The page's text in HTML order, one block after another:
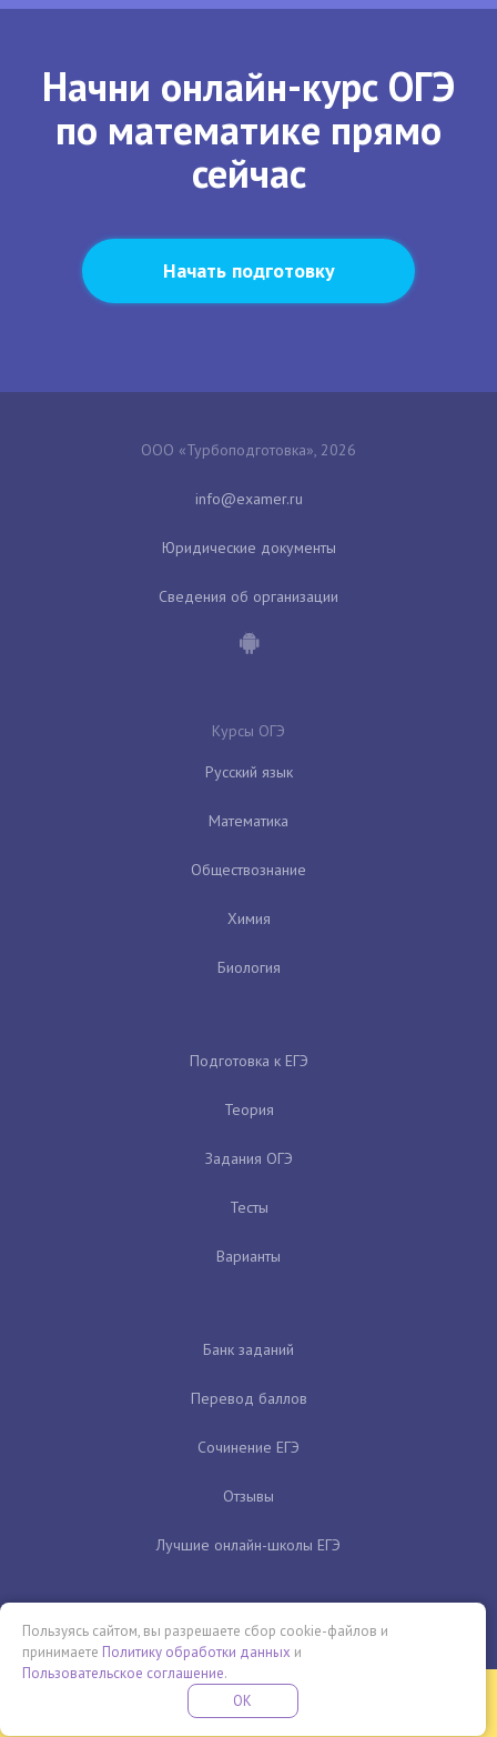
Начни онлайн-курс ОГЭ
по математике прямо
сейчас
Начать подготовку
ООО «Турбоподготовка», 2026
Юридические документы
Сведения об организации
Курсы ОГЭ
Русский язык
Математика
Обществознание
Химия
Биология
Подготовка к ЕГЭ
Теория
Задания ОГЭ
Тесты
Варианты
Банк заданий
Перевод баллов
Сочинение ЕГЭ
Отзывы
Лучшие онлайн-школы ЕГЭ
Бесплатная летняя школа
ПРОВЕДИ ЭТО ЛЕТО С ПОЛЬЗОЙ
Пользуясь сайтом, вы разрешаете сбор cookie-файлов и
принимаете Политику обработки данных и
Пользовательское соглашение.
OK